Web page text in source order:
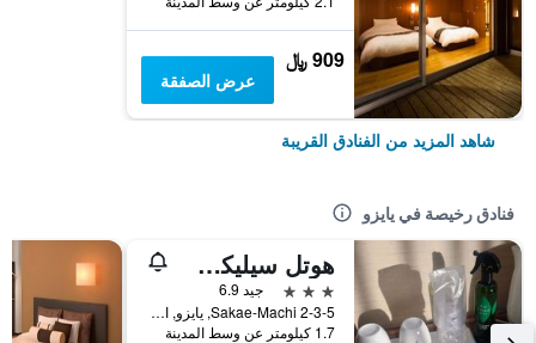
909 ﷼
عرض الصفقة
شاهد المزيد من الفنادق القريبة
فنادق رخيصة في يايزو
هوتل سيليكت إن يايزو إيكيماي
3 نجوم
جيد 6.9
Sakae-Machi 2-3-5, يايزو, اليابان
1.7 كيلومتر عن وسط المدينة